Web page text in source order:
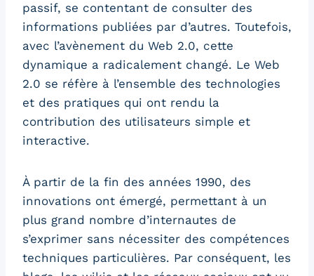
passif, se contentant de consulter des
informations publiées par d’autres. Toutefois,
avec l’avènement du Web 2.0, cette
dynamique a radicalement changé. Le Web
2.0 se réfère à l’ensemble des technologies
et des pratiques qui ont rendu la
contribution des utilisateurs simple et
interactive.
À partir de la fin des années 1990, des
innovations ont émergé, permettant à un
plus grand nombre d’internautes de
s’exprimer sans nécessiter des compétences
techniques particulières. Par conséquent, les